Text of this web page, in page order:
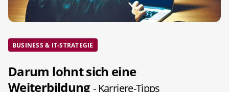
BUSINESS & IT-STRATEGIE
Darum lohnt sich eine
Weiterbildung- Karriere-Tipps